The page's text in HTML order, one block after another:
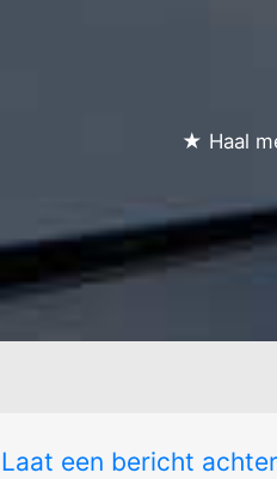
★ Haal
Laat een bericht